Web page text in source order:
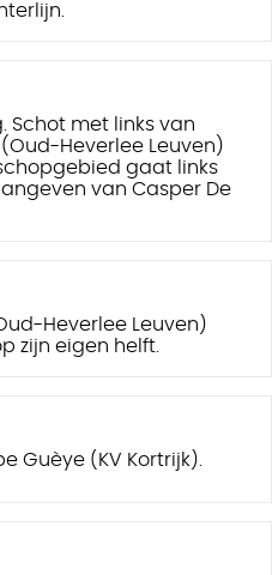
Schot met links van
Heverlee Leuven)
gaat links
van Casper De
Heverlee Leuven)
zijn eigen helft.
Guèye (KV Kortrijk).